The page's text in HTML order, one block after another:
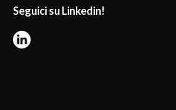
Seguici su Linkedin!